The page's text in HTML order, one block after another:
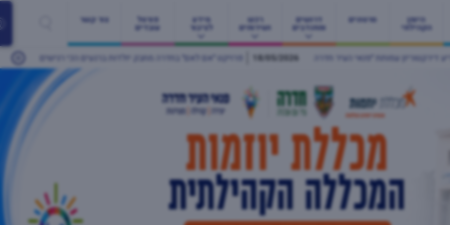
היומן
הקהילתי
סרטונים דרושים
ומתנדבים
רכש
ושירותים
מידע
לציבור
פורטל
עובדים
צור קשר
יותר מ־60 מעסיקים ונותני שירות ומאות משרות: יריד התעסוקה הגדול של חדרה חוזר זו השנה השנייה 24/05/2026 פרויקט "אם לאם" בחדרה מחבק יולדות ברגעים הכי רגישים 18/05/2026